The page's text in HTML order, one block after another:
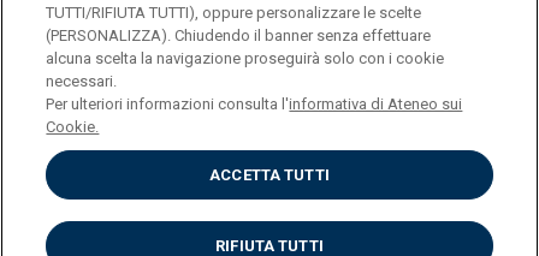
© Università Cattolica del Sacro Cuore Largo A.
Gemelli 1, 20123 Milano PI 02133120150
Privacy
Impostazione dei cookies
TUTTI/RIFIUTA TUTTI), oppure personalizzare le scelte
(PERSONALIZZA). Chiudendo il banner senza effettuare
alcuna scelta la navigazione proseguirà solo con i cookie
necessari.
Per ulteriori informazioni consulta l'informativa di Ateneo sui
Cookie.
ACCETTA TUTTI
RIFIUTA TUTTI